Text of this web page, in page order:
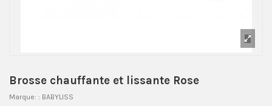
Brosse chauffante et lissante Rose
Marque: : BABYLISS